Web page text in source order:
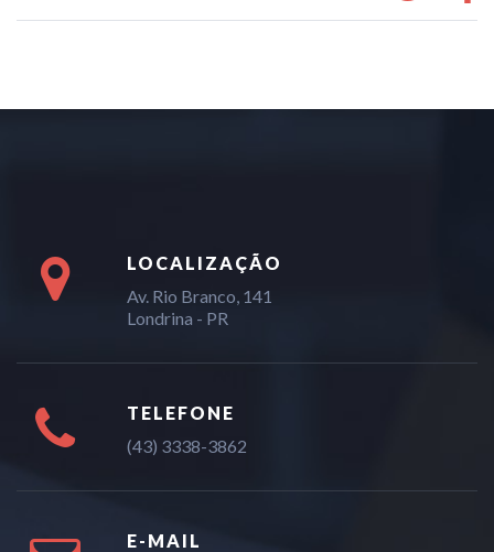
LOCALIZAÇÃO
Av. Rio Branco, 141
Londrina - PR
TELEFONE
(43) 3338-3862
E-MAIL